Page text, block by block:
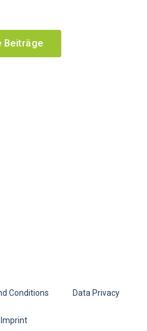
Beiträge
Conditions Data Privacy
Imprint